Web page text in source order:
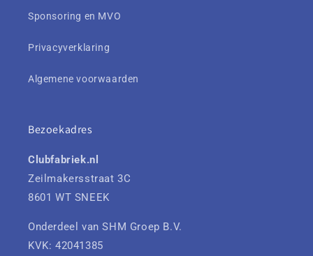
Sponsoring en MVO
Privacyverklaring
Algemene voorwaarden
Bezoekadres
Clubfabriek.nl
Zeilmakersstraat 3C
8601 WT SNEEK
Onderdeel van SHM Groep B.V.
KVK: 42041385